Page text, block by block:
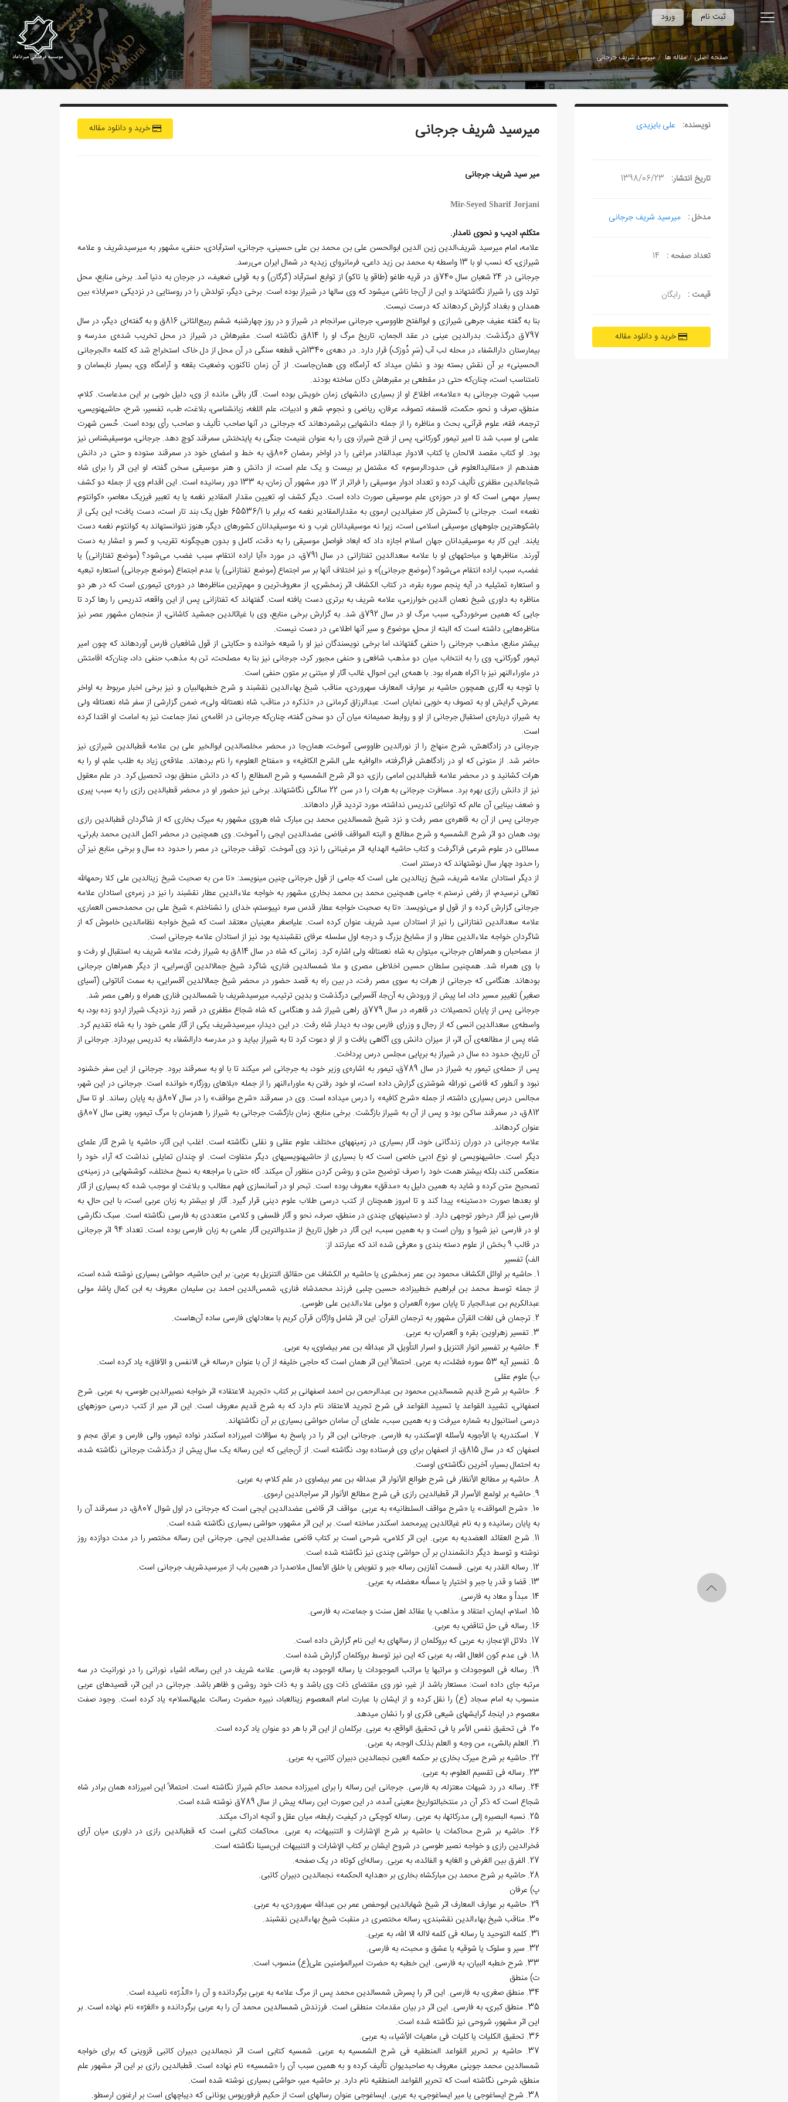
ورود / ثبت نام
صفحه اصلی مقاله ها میرسید شریف جرجانی
نویسنده: علی بایزیدی
تاریخ انتشار: 1398/06/23
مدخل : میرسید شریف جرجانی
تعداد صفحه : 14
قیمت : رایگان
خرید و دانلود مقاله
خرید و دانلود مقاله میرسید شریف جرجانی
میر سید شریف جرجانی
Mir-Seyed Sharif Jorjani
متکلم، ادیب و نحوی نامدار.
علامه، امام میرسید شریف‌الدین زین‏ الدین ابوالحسن علی بن محمد بن علی حسینی، جرجانی، استرآبادی، حنفی، مشهور به میرسیدشریف و علامه
شیرازی، که نسب او با 13 واسطه به محمد بن زید داعی، فرمانروای زیدیه در شمال ایران می‌‏رسد.
جرجانی در 24 شعبان سال 740ق در قریه طاغو (طاقو یا تاکو) از توابع استرآباد (گرگان) و به قولی ضعیف، در جرجان به دنیا آمد. برخی منابع، محل
تولد وی را شیراز نگاشته‏اند و این از آن‌جا ناشی می‏شود که وی سال‏ها در شیراز بوده است. برخی دیگر، تولدش را در روستایی در نزدیکی «سراباذ» بین
همدان و بغداد گزارش کرده‏اند که درست نیست.
بنا به گفته عفیف جرهی شیرازی و ابوالفتح طاووسی، جرجانی سرانجام در شیراز و در روز چهارشنبه ششم ربیع‌الثانی 816ق و به گفته‎‌ای دیگر، در سال
797ق درگذشت. بدرالدین عینی در عقد الجمان، تاریخ مرگ او را 814ق نگاشته است. مقبره‏اش در شیراز در محل تخریب شده‌ی مدرسه و
بیمارستان دارالشفاء در محله لب آب (سَرِ دُوزک) قرار دارد. در دهه‌ی 1340ش، قطعه سنگی در آن محل از دل خاک استخراج شد که کلمه «الجرجانی
الحسینی» بر آن نقش بسته بود و نشان می‏داد که آرامگاه وی همان‌جاست. از آن زمان تاکنون، وضعیت بقعه و آرامگاه وی، بسیار نابسامان و
نامتناسب است، چنان‌که حتی در مقطعی بر مقبره‏اش دکان ساخته بودند.
سبب شهرت جرجانی به «علامه»، اطلاع او از بسیاری دانش‏های زمان خویش بوده است. آثار باقی مانده از وی، دلیل خوبی بر این مدعاست. کلام،
منطق، صرف و نحو، حکمت، فلسفه، تصوف، عرفان، ریاضی و نجوم، شعر و ادبیات، علم اللغه، زبان‏شناسی، بلاغت، طب، تفسیر، شرح، حاشیه‏نویسی،
ترجمه، فقه، علوم قرآنی، بحث و مناظره را از جمله دانش‏هایی برشمرده‏اند که جرجانی در آن‏ها صاحب تألیف و صاحب رأی بوده است. حُسن شهرت
علمی او سبب شد تا امیر تیمور گورکانی، پس از فتح شیراز، وی را به عنوان غنیمت جنگی به پایتختش سمرقند کوچ دهد. جرجانی، موسیقی‏شناس نیز
بود. او کتاب مقصد الالحان یا کتاب الادوار عبدالقادر مراغی را در اواخر رمضان 806ق، به خط و امضای خود در سمرقند ستوده و حتی در دانش
هفدهم از «مقالیدالعلوم فی حدودالرسوم» که مشتمل بر بیست و یک علم است، از دانش و هنر موسیقی سخن گفته، او این اثر را برای شاه
شجاع‏الدین مظفری تألیف کرده و تعداد ادوار موسیقی را فراتر از 12 دور مشهور آن زمان، به 133 دور رسانیده است. این اقدام وی، از جمله دو کشف
بسیار مهمی است که او در حوزه‌ی علم موسیقی صورت داده است. دیگر کشف او، تعیین مقدار المقادیر نغمه یا به تعبیر فیزیک معاصر، «کوانتوم
نغمه» است. جرجانی با گسترش کار صفی‏الدین ارموی به مقدارالمقادیر نغمه که برابر با 65536/1 طول یک بند تار است، دست یافت؛ این یکی از
باشکوه‏ترین جلوه‏های موسیقی اسلامی است، زیرا نه موسیقی‏دانان غرب و نه موسیقی‏دانان کشورهای دیگر، هنوز نتوانسته‏اند به کوانتوم نغمه دست
یابند. این کار به موسیقی‏دانان جهان اسلام اجازه داد که ابعاد فواصل موسیقی را به دقت، کامل و بدون هیچ‏گونه تقریب و کسر و اعشار به دست
آورند. مناظره‏ها و مباحثه‏های او با علامه سعدالدین تفتازانی در سال 791ق، در مورد «آیا اراده انتقام، سبب غضب می‌شود؟ (موضع تفتازانی) یا
غضب، سبب اراده انتقام می‌شود؟ (موضع جرجانی)» و نیز اختلاف آن‏ها بر سر اجتماع (موضع تفتازانی) یا عدم اجتماع (موضع جرجانی) استعاره تبعیه
و استعاره تمثیلیه در آیه پنجم سوره بقره، در کتاب الکشاف اثر زمخشری، از معروف‌ترین و مهم‌ترین مناظره‌ها در دوره‌ی تیموری است که در هر دو
مناظره به داوری شیخ نعمان الدین خوارزمی، علامه شریف به برتری دست یافته است. گفته‏اند که تفتازانی پس از این واقعه، تدریس را رها کرد تا
جایی که همین سرخوردگی، سبب مرگ او در سال 792ق شد. به گزارش برخی منابع، وی با غیاث‏الدین جمشید کاشانی، از منجمان مشهور عصر نیز
مناظره‌هایی داشته است که البته از محل، موضوع و سیر آن‏ها اطلاعی در دست نیست.
بیشتر منابع، مذهب جرجانی را حنفی گفته‏اند، اما برخی نویسندگان نیز او را شیعه خوانده‏ و حکایتی از قول شافعیان فارس آورده‏اند که چون امیر
تیمور گورکانی، وی را به انتخاب میان دو مذهب شافعی و حنفی مجبور کرد، جرجانی نیز بنا به مصلحت، تن به مذهب حنفی داد، چنان‌که اقامتش
در ماوراءالنهر نیز با اکراه همراه بود. با همه‌ی این احوال، غالب آثار او مبتنی بر متون حنفی است.
با توجه به آثاری همچون حاشیه بر عوارف المعارف سهروردی، مناقب شیخ بهاءالدین نقشبند و شرح خطبه‏البیان و نیز برخی اخبار مربوط به اواخر
عمرش، گرایش او به تصوف به خوبی نمایان است. عبدالرزاق کرمانی در «تذکره در مناقب شاه نعمت‏الله ولی»، ضمن گزارشی از سفر شاه نعمت‏الله ولی
به شیراز، درباره‌ی استقبال جرجانی از او و روابط صمیمانه میان آن دو سخن گفته، چنان‌که جرجانی در اقامه‌ی نماز جماعت نیز به امامت او اقتدا کرده
است.
جرجانی در زادگاهش، شرح منهاج را از نورالدین طاووسی آموخت، همان‌جا در محضر مخلص‏الدین ابوالخیر علی بن علامه قطب‏الدین شیرازی نیز
حاضر شد. از متونی که او در زادگاهش فراگرفته، «الوافیه علی الشرح الکافیه» و «مفتاح العلوم» را نام برده‏اند. علاقه‌ی زیاد به طلب علم، او را به
هرات کشانید و در محضر علامه قطب‏الدین امامی رازی، دو اثر شرح الشمسیه و شرح المطالع را که در دانش منطق بود، تحصیل کرد. در علم معقول
نیز از دانش رازی بهره برد. مسافرت جرجانی به هرات را در سن 22 سالگی نگاشته‏اند. برخی نیز حضور او در محضر قطب‏الدین رازی را به سبب پیری
و ضعف بینایی آن عالم که توانایی تدریس نداشته، مورد تردید قرار داده‏اند.
جرجانی پس از آن به قاهره‌ی مصر رفت و نزد شیخ شمس‏الدین محمد بن مبارک شاه هروی مشهور به میرک بخاری که از شاگردان قطب‏الدین رازی
بود، همان دو اثر شرح الشمسیه و شرح مطالع و البته المواقف قاضی عضدالدین ایجی را آموخت. وی همچنین در محضر اکمل الدین محمد بابرتی،
مسائلی در علوم شرعی فراگرفت و کتاب حاشیه الهدایه اثر مرغینانی را نزد وی آموخت. توقف جرجانی در مصر را حدود ده سال و برخی منابع نیز آن
را حدود چهار سال نوشته‏اند که درست‏تر است.
از دیگر استادان علامه شریف، شیخ زین‏الدین علی است که جامی از قول جرجانی چنین می‏نویسد: «تا من به صحبت شیخ زین‏الدین علی کلا رحمه‏الله
تعالی نرسیدم، از رفض نرستم.» جامی همچنین محمد بن محمد بخاری مشهور به خواجه علاءالدین عطار نقشبند را نیز در زمره‌ی استادان علامه
جرجانی گزارش کرده و از قول او می‌نویسد: «تا به صحبت خواجه عطار قدس سره نپیوستم، خدای را نشناختم.» شیخ علی بن محمدحسن العماری،
علامه سعدالدین تفتازانی را نیز از استادان سید شریف عنوان کرده است. علی‏اصغر معینیان معتقد است که شیخ خواجه نظام‏الدین خاموش که از
شاگردان خواجه علاءالدین عطار و از مشایخ بزرگ و درجه اول سلسله عرفای نقشبندیه بود نیز از استادان علامه جرجانی است.
از مصاحبان و همراهان جرجانی، می‏توان به شاه نعمت‏الله ولی اشاره کرد. زمانی که شاه در سال 814ق به شیراز رفت، علامه شریف به استقبال او رفت و
با وی همراه شد. همچنین سلطان حسین اخلاطی مصری و ملا شمس‏الدین فناری، شاگرد شیخ جمال‏الدین آق‌سرایی، از دیگر همراهان جرجانی
بوده‏اند. هنگامی که جرجانی از هرات به سوی مصر رفت، در بین راه به قصد حضور در محضر شیخ جمال‏الدین آق‏سرایی، به سمت آناتولی (آسیای
صغیر) تغییر مسیر داد، اما پیش از ورودش به آن‌جا، آق‏سرایی درگذشت و بدین ترتیب، میرسیدشریف با شمس‏الدین فناری همراه و راهی مصر شد.
جرجانی پس از پایان تحصیلات در قاهره، در سال 779ق راهی شیراز شد و هنگامی که شاه شجاع مظفری در قصر زرد نزدیک شیراز اردو زده بود، به
واسطه‌ی سعدالدین انسی که از رجال و وزرای فارس بود، به دیدار شاه رفت. در این دیدار، میرسیدشریف یکی از آثار علمی خود را به شاه تقدیم کرد.
شاه پس از مطالعه‌ی آن اثر، از میزان دانش وی آگاهی یافت و از او دعوت کرد تا به شیراز بیاید و در مدرسه دار‏الشفاء به تدریس بپردازد. جرجانی از
آن تاریخ، حدود ده سال در شیراز به برپایی مجلس درس پرداخت.
پس از حمله‌ی تیمور به شیراز در سال 789ق، تیمور به اشاره‌ی وزیر خود، به جرجانی امر می‏کند تا با او به سمرقند برود. جرجانی از این سفر خشنود
نبود و آن‏طور که قاضی نورالله شوشتری گزارش داده است، او خود رفتن به ماوراءالنهر را از جمله «بلاهای روزگار» خوانده است. جرجانی در این شهر،
مجالس درس بسیاری داشته، از جمله «شرح کافیه» را درس می‏داده است. وی در سمرقند «شرح مواقف» را در سال 807ق به پایان ‏رساند. او تا سال
812ق، در سمرقند ساکن بود و پس از آن به شیراز بازگشت. برخی منابع، زمان بازگشت جرجانی به شیراز را هم‏زمان با مرگ تیمور، یعنی سال 807ق
عنوان کرده‏اند.
علامه جرجانی در دوران زندگانی خود، آثار بسیاری در زمینه‏های مختلف علوم عقلی و نقلی نگاشته است. اغلب این آثار، حاشیه یا شرح آثار علمای
دیگر است. حاشیه‏نویسی او نوع ادبی خاصی است که با بسیاری از حاشیه‏نویسی‏های دیگر متفاوت است. او چندان تمایلی نداشت که آراء خود را
منعکس کند، بلکه بیشتر همت خود را صرف توضیح متن و روشن کردن منظور آن می‏کند. گاه حتی با مراجعه به نسخ مختلف، کوشش‏هایی در زمینه‌ی
تصحیح متن کرده و شاید به همین دلیل به «مدقق» معروف بوده است. تبحر او در آسان‏سازی فهم مطالب و بلاغت او موجب شده که بسیاری از آثار
او بعدها ‏صورت «دستینه» پیدا کند و تا امروز همچنان از کتب درسی طلاب علوم دینی قرار گیرد. آثار او بیشتر به زبان عربی است، با این حال، به
فارسی نیز آثار درخور توجهی دارد. او دستینه‏های چندی در منطق، صرف، نحو و آثار فلسفی و کلامی متعددی به فارسی نگاشته است. سبک نگارشی
او در فارسی نیز شیوا و روان است و به همین سبب، این آثار در طول تاریخ از متدوال‏ترین آثار علمی به زبان فارسی بوده است. تعداد 94 اثر جرجانی
در قالب 9 بخش از علوم دسته ‏بندی و معرفی شده‏ اند که عبارتند از:
الف) تفسیر
1. حاشیه بر اوائل الکشاف محمود بن عمر زمخشری یا حاشیه بر الکشاف عن حقائق التنزیل به عربی: بر این حاشیه، حواشی بسیاری نوشته شده است،
از جمله توسط محمد بن ابراهیم خطیب‏زاده، حسین چلبی فرزند محمدشاه فناری، شمس‌الدین احمد بن سلیمان معروف به ابن کمال پاشا، مولی
عبدالکریم بن عبدالجیار تا پایان سوره آل‏عمران و مولی علاءالدین علی طوسی.
2. ترجمان فی لغات القرآن مشهور به ترجمان القرآن: این اثر شامل واژگان قرآن کریم با معادل‏های فارسی ساده آن‌هاست.
3. تفسیر زهراوین: بقره و آل‏عمران، به عربی.
4. حاشیه بر تفسیر انوار التنزیل و اسرار التأویل، اثر عبدالله بن عمر بیضاوی، به عربی.
5. تفسیر آیه 53 سوره فصّلت، به عربی. احتمالاً این اثر همان است که حاجی خلیفه از آن با عنوان «رساله فی الانفس و الآفاق» یاد کرده است.
ب) علوم عقلی
6. حاشیه بر شرح قدیم شمس‏الدین محمود بن عبدالرحمن بن احمد اصفهانی بر کتاب «تجرید الاعتقاد» اثر خواجه نصیرالدین طوسی، به عربی. شرح
اصفهانی، تشیید القواعد یا تسیید القواعد فی شرح تجرید الاعتقاد نام دارد که به شرح قدیم معروف است. این اثر میر از کتب درسی حوزه‏های
درسی استانبول به شماره می‏رفت و به همین سبب، علمای آن سامان حواشی بسیاری بر آن ‏نگاشته‏اند.
7. اسکندریه یا الأجوبه لأسئله الإسکندر، به فارسی. جرجانی این اثر را در پاسخ به سؤالات امیرزاده اسکندر نواده تیمور، والی فارس و عراق عجم و
اصفهان که در سال 815ق، از اصفهان برای وی فرستاده بود، نگاشته است. از آن‌جایی که این رساله یک سال پیش از درگذشت جرجانی نگاشته شده،
به احتمال بسیار، آخرین نگاشته‌ی اوست.
8. حاشیه بر مطالع الأنظار فی شرح طوالع الأنوار اثر عبدالله بن عمر بیضاوی در علم کلام، به عربی.
9. حاشیه بر لولمع الأسرار اثر قطب‏الدین رازی فی شرح مطالع الأنوار اثر سراج‏الدین ارموی.
10. «شرح المواقف» یا «شرح مواقف السلطانیه» به عربی. مواقف اثر قاضی عضدالدین ایجی است که جرجانی در اول شوال 807ق، در سمرقند آن را
به پایان رسانیده و به نام غیاث‏الدین پیرمحمد اسکندر ساخته است. بر این اثر مشهور، حواشی بسیاری نگاشته شده است.
11. شرح العقائد العضدیه به عربی. این اثر کلامی، شرحی است بر کتاب قاضی عضدالدین ایجی. جرجانی این رساله مختصر را در مدت دوازده روز
نوشته و توسط دیگر دانشمندان بر آن حواشی چندی نیز نگاشته شده است.
12. رساله القدر به عربی. قسمت آغازین رساله جبر و تفویض یا خلق الأعمال ملاصدرا در همین باب از میرسیدشریف جرجانی است.
13. قضا و قدر یا جبر و اختیار یا مسأله معضله، به عربی.
14. مبدأ و معاد به فارسی.
15. اسلام، ایمان، اعتقاد و مذاهب یا عقائد اهل سنت و جماعت، به فارسی.
16. رساله فی حل تناقض، به عربی.
17. دلائل الإعجاز، به عربی که بروکلمان از رساله‏ای به این نام گزارش داده است.
18. فی عدم کون افعال الله، به عربی که این نیز توسط بروکلمان گزارش شده است.
19. رساله فی الموجودات و مراتبها یا مراتب الموجودات یا رساله الوجود، به فارسی. علامه شریف در این رساله، اشیاء نورانی را در نورانیت در سه
مرتبه جای داده است: مستعار باشد از غیر، نور وی مقتضای ذات وی باشد و به ذات خود روشن و ظاهر باشد. جرجانی در این اثر، قصیده‏ای عربی
منسوب به امام سجاد (ع) را نقل کرده و از ایشان با عبارت امام المعصوم زین‏العباد، نبیره حضرت رسالت علیه‏السلام» یاد کرده است. وجود صفت
معصوم در این‏جا، گرایش‏های شیعی فکری او را نشان می‏دهد.
20. فی تحقیق نفس الأمر یا فی تحقیق الواقع، به عربی. برکلمان از این اثر با هر دو عنوان یاد کرده است.
21. العلم بالشیء من وجه و العلم بذلک الوجه، به عربی.
22. حاشیه بر شرح میرک بخاری بر حکمه العین نجم‏الدین دبیران کاتبی، به عربی.
23. رساله فی تقسیم العلوم، به عربی.
24. رساله در رد شبهات معتزله، به فارسی. جرجانی این رساله را برای امیرزاده محمد حاکم شیراز نگاشته است. احتمالاً این امیرزاده همان برادر شاه
شجاع است که ذکر آن در منتخب‏التواریخ معینی آمده، در این صورت این رساله پیش از سال 789ق نوشته شده است.
25. نسبه البصیره إلی مدرکاتها، به عربی. رساله کوچکی در کیفیت رابطه، میان عقل و آنچه ادراک می‏کند.
26. حاشیه بر شرح محاکمات یا حاشیه بر شرح الإشارات و التنبیهات، به عربی. محاکمات کتابی است که قطب‏الدین رازی در داوری میان آرای
فخرالدین رازی و خواجه نصیر طوسی در شروح ایشان بر کتاب الإشارات و التنبیهات ابن‌سینا نگاشته است.
27. الفرق بین الغرض و الغایه و الفائده، به عربی. رساله‌ای کوتاه در یک صفحه.
28. حاشیه بر شرح محمد بن مبارکشاه بخاری بر «هدایه الحکمه» نجم‏الدین دبیران کاتبی.
پ) عرفان
29. حاشیه بر عوارف المعارف اثر شیخ شهاب‏الدین ابوحفص عمر بن عبدالله سهروردی، به عربی.
30. مناقب شیخ بهاءالدین نقشبندی، رساله مختصری در منقبت شیخ بهاءالدین نقشبند.
31. کلمه التوحید یا رساله فی کلمه لااله الا الله، به عربی.
32. سیر و سلوک یا شوقیه یا عشق و محبت، به فارسی.
33. شرح خطبه البیان، به فارسی. این خطبه به حضرت امیرالمؤمنین علی(ع) منسوب است.
ت) منطق
34. منطق صغری، به فارسی. این اثر را پسرش شمس‏الدین محمد پس از مرگ علامه به عربی برگردانده و آن را «الدُرّه» نامیده است.
35. منطق کبری، به فارسی. این اثر در بیان مقدمات منطقی است. فرزندش شمس‏الدین محمد آن را به عربی برگردانده و «الغرّه» نام نهاده است. بر
این اثر مشهور، شروحی نیز نگاشته شده است.
36. تحقیق الکلیات یا کلیات فی ماهیات الأشیاء، به عربی.
37. حاشیه بر تحریر القواعد المنطقیه فی شرح الشمسیه به عربی. شمسیه کتابی است اثر نجم‏الدین دبیران کاتبی قزوینی که برای خواجه
شمس‏الدین محمد جوینی معروف به صاحب‏دیوان تألیف کرده و به همین سبب آن را «شمسیه» نام نهاده است. قطب‏الدین رازی بر این اثر مشهور علم
منطق، شرحی نگاشته است که تحریر القواعد المنطقیه نام دارد. بر حاشیه میر، حواشی بسیاری نوشته شده است.
38. شرح ایساغوجی یا میر ایساغوجی، به عربی. ایساغوجی عنوان رساله‏ای است از حکیم فرفوریوس یونانی که دیباچه‏ای است بر ارغنون ارسطو.